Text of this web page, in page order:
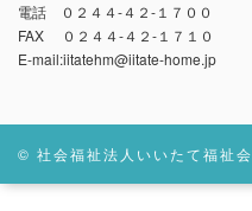
電話 ０２４４-４２-１７００
FAX ０２４４-４２-１７１０
E-mail:iitatehm@iitate-home.jp
© 社会福祉法人いいたて福祉会